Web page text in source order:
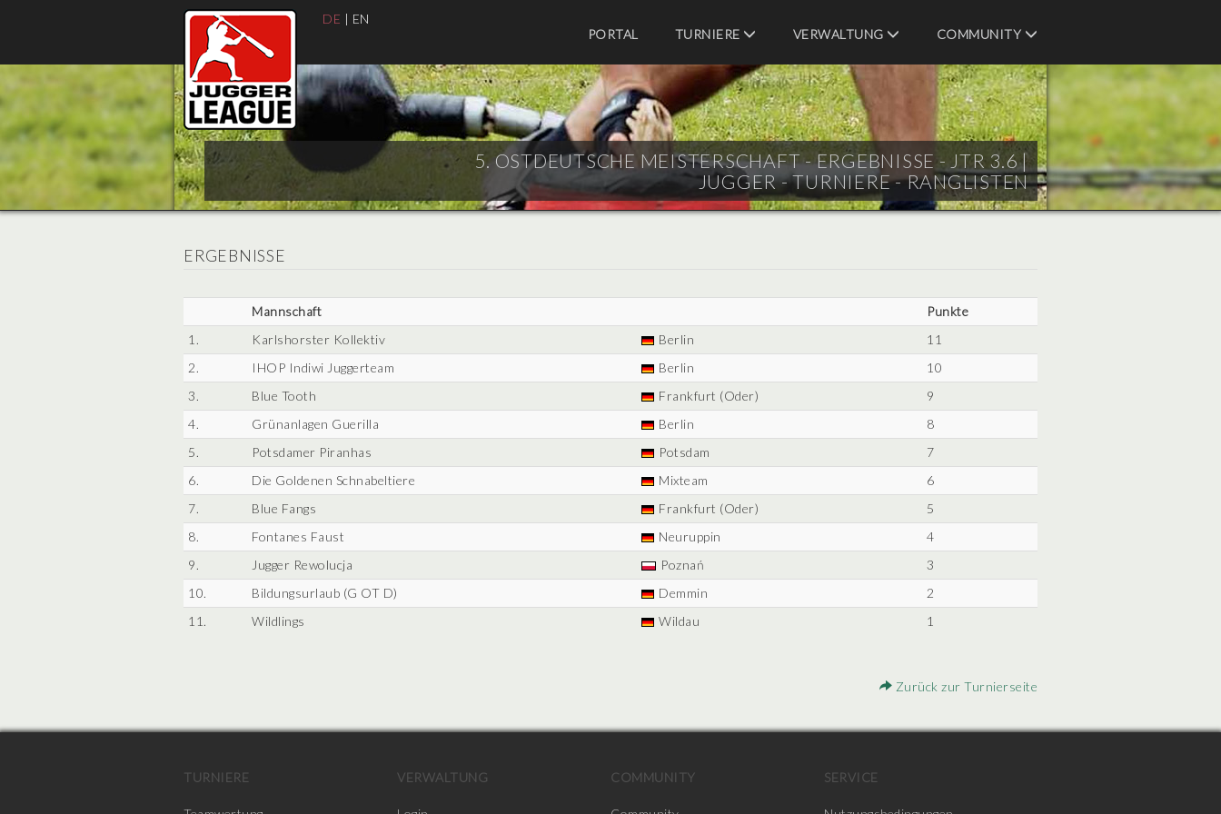
DE | EN
PORTAL
TURNIERE VERWALTUNG COMMUNITY
5. OSTDEUTSCHE MEISTERSCHAFT - ERGEBNISSE - JTR 3.6 |
JUGGER - TURNIERE - RANGLISTEN
ERGEBNISSE
Mannschaft
Punkte
1.
Karlshorster Kollektiv Berlin
11
2.
IHOP Indiwi Juggerteam Berlin
10
3.
Blue Tooth Frankfurt (Oder)
9
4.
Grünanlagen Guerilla Berlin
8
5.
Potsdamer Piranhas Potsdam
7
6.
Die Goldenen Schnabeltiere Mixteam
6
7.
Blue Fangs Frankfurt (Oder)
5
8.
Fontanes Faust Neuruppin
4
9.
Jugger Rewolucja Poznań
3
10.
Bildungsurlaub (G OT D) Demmin
2
11.
Wildlings Wildau 1
Zurück zur Turnierseite
TURNIERE VERWALTUNG COMMUNITY SERVICE